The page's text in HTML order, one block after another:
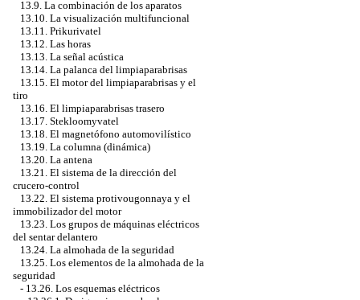
13.9. La combinación de los aparatos
13.10. La visualización multifuncional
13.11. Prikurivatel
13.12. Las horas
13.13. La señal acústica
13.14. La palanca del limpiaparabrisas
13.15. El motor del limpiaparabrisas y el
tiro
13.16. El limpiaparabrisas trasero
13.17. Stekloomyvatel
13.18. El magnetófono automovilístico
13.19. La columna (dinámica)
13.20. La antena
13.21. El sistema de la dirección del
crucero-control
13.22. El sistema protivougonnaya y el
immobilizador del motor
13.23. Los grupos de máquinas eléctricos
del sentar delantero
13.24. La almohada de la seguridad
13.25. Los elementos de la almohada de la
seguridad
- 13.26. Los esquemas eléctricos